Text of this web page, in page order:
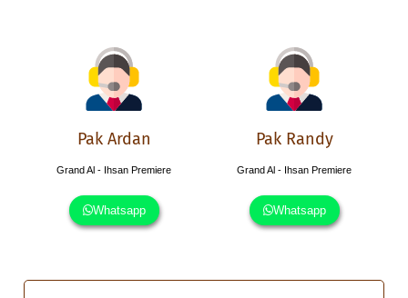
Pak Ardan
Grand Al - Ihsan Premiere
Whatsapp
Pak Randy
Grand Al - Ihsan Premiere
Whatsapp